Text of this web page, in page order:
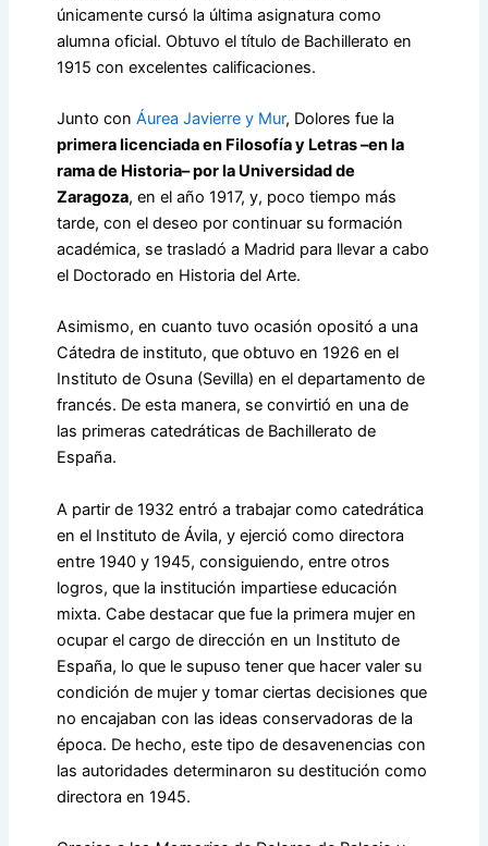
únicamente cursó la última asignatura como
alumna oficial. Obtuvo el título de Bachillerato en
1915 con excelentes calificaciones.
Junto con Áurea Javierre y Mur, Dolores fue la
primera licenciada en Filosofía y Letras –en la
rama de Historia– por la Universidad de
Zaragoza, en el año 1917, y, poco tiempo más
tarde, con el deseo por continuar su formación
académica, se trasladó a Madrid para llevar a cabo
el Doctorado en Historia del Arte.
Asimismo, en cuanto tuvo ocasión opositó a una
Cátedra de instituto, que obtuvo en 1926 en el
Instituto de Osuna (Sevilla) en el departamento de
francés. De esta manera, se convirtió en una de
las primeras catedráticas de Bachillerato de
España.
A partir de 1932 entró a trabajar como catedrática
en el Instituto de Ávila, y ejerció como directora
entre 1940 y 1945, consiguiendo, entre otros
logros, que la institución impartiese educación
mixta. Cabe destacar que fue la primera mujer en
ocupar el cargo de dirección en un Instituto de
España, lo que le supuso tener que hacer valer su
condición de mujer y tomar ciertas decisiones que
no encajaban con las ideas conservadoras de la
época. De hecho, este tipo de desavenencias con
las autoridades determinaron su destitución como
directora en 1945.